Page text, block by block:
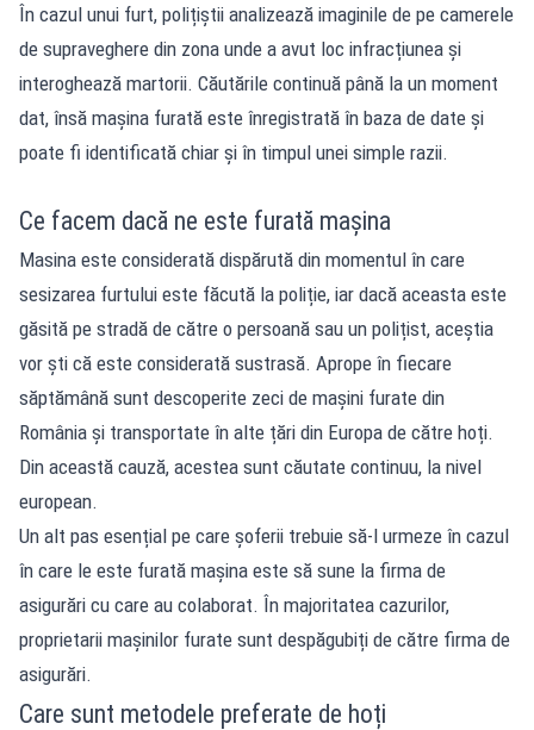
În cazul unui furt, polițiștii analizează imaginile de pe camerele
de supraveghere din zona unde a avut loc infracțiunea și
interoghează martorii. Căutările continuă până la un moment
dat, însă mașina furată este înregistrată în baza de date și
poate fi identificată chiar și în timpul unei simple razii.
Ce facem dacă ne este furată mașina
Masina este considerată dispărută din momentul în care
sesizarea furtului este făcută la poliție, iar dacă aceasta este
găsită pe stradă de către o persoană sau un polițist, aceștia
vor ști că este considerată sustrasă. Aprope în fiecare
săptămână sunt descoperite zeci de mașini furate din
România și transportate în alte țări din Europa de către hoți.
Din această cauză, acestea sunt căutate continuu, la nivel
european.
Un alt pas esențial pe care șoferii trebuie să-l urmeze în cazul
în care le este furată mașina este să sune la firma de
asigurări cu care au colaborat. În majoritatea cazurilor,
proprietarii mașinilor furate sunt despăgubiți de către firma de
asigurări.
Care sunt metodele preferate de hoți